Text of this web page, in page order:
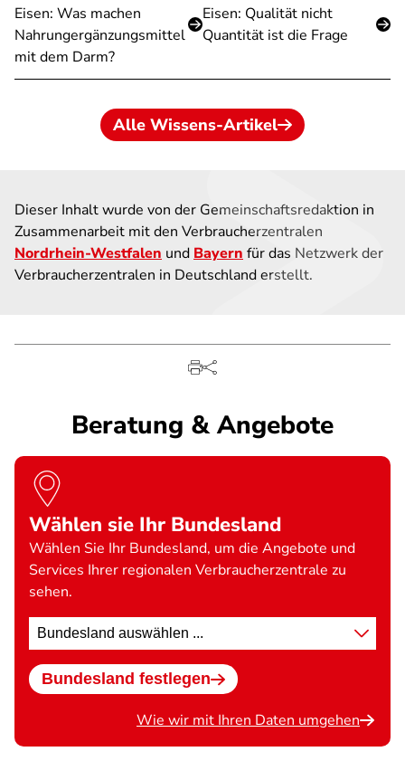
Eisen: Was machen
Nahrungergänzungsmittel
mit dem Darm?
Eisen: Qualität nicht
Quantität ist die Frage
Alle Wissens-Artikel
Dieser Inhalt wurde von der Gemeinschaftsredaktion in
Zusammenarbeit mit den Verbraucherzentralen
Nordrhein-Westfalen und Bayern für das Netzwerk der
Verbraucherzentralen in Deutschland erstellt.
Beratung & Angebote
Wählen sie Ihr Bundesland
Wählen Sie Ihr Bundesland, um die Angebote und
Services Ihrer regionalen Verbraucherzentrale zu
sehen.
Standort
wählen
Bundesland festlegen
Wie wir mit Ihren Daten umgehen